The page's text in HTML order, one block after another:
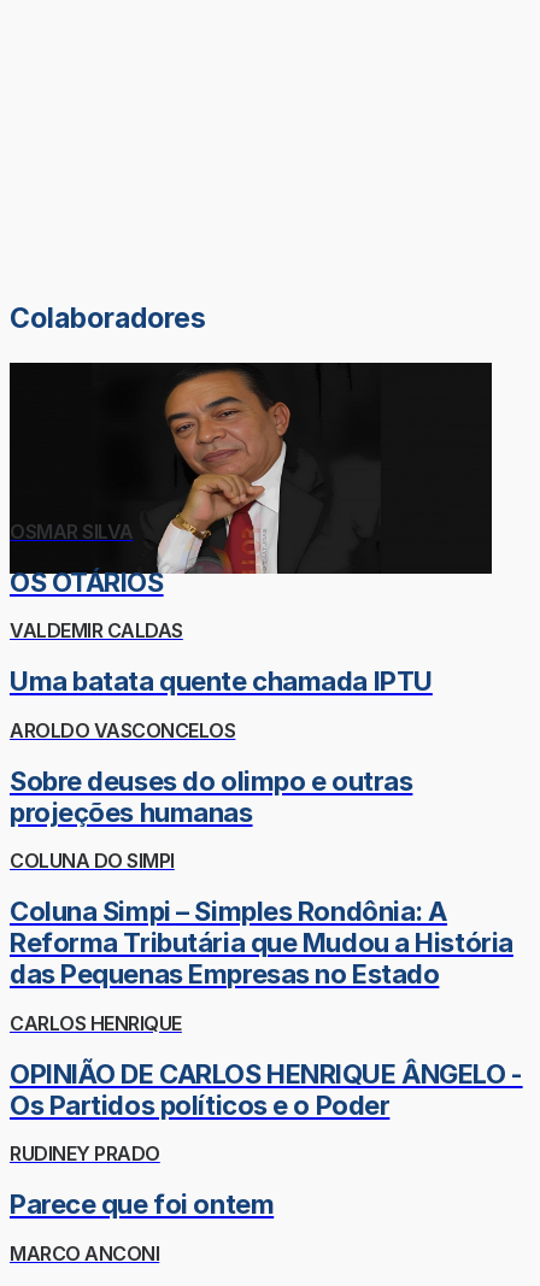
Colaboradores
OSMAR SILVA
OS OTÁRIOS
VALDEMIR CALDAS
Uma batata quente chamada IPTU
AROLDO VASCONCELOS
Sobre deuses do olimpo e outras
projeções humanas
COLUNA DO SIMPI
Coluna Simpi – Simples Rondônia: A
Reforma Tributária que Mudou a História
das Pequenas Empresas no Estado
CARLOS HENRIQUE
OPINIÃO DE CARLOS HENRIQUE ÂNGELO -
Os Partidos políticos e o Poder
RUDINEY PRADO
Parece que foi ontem
MARCO ANCONI